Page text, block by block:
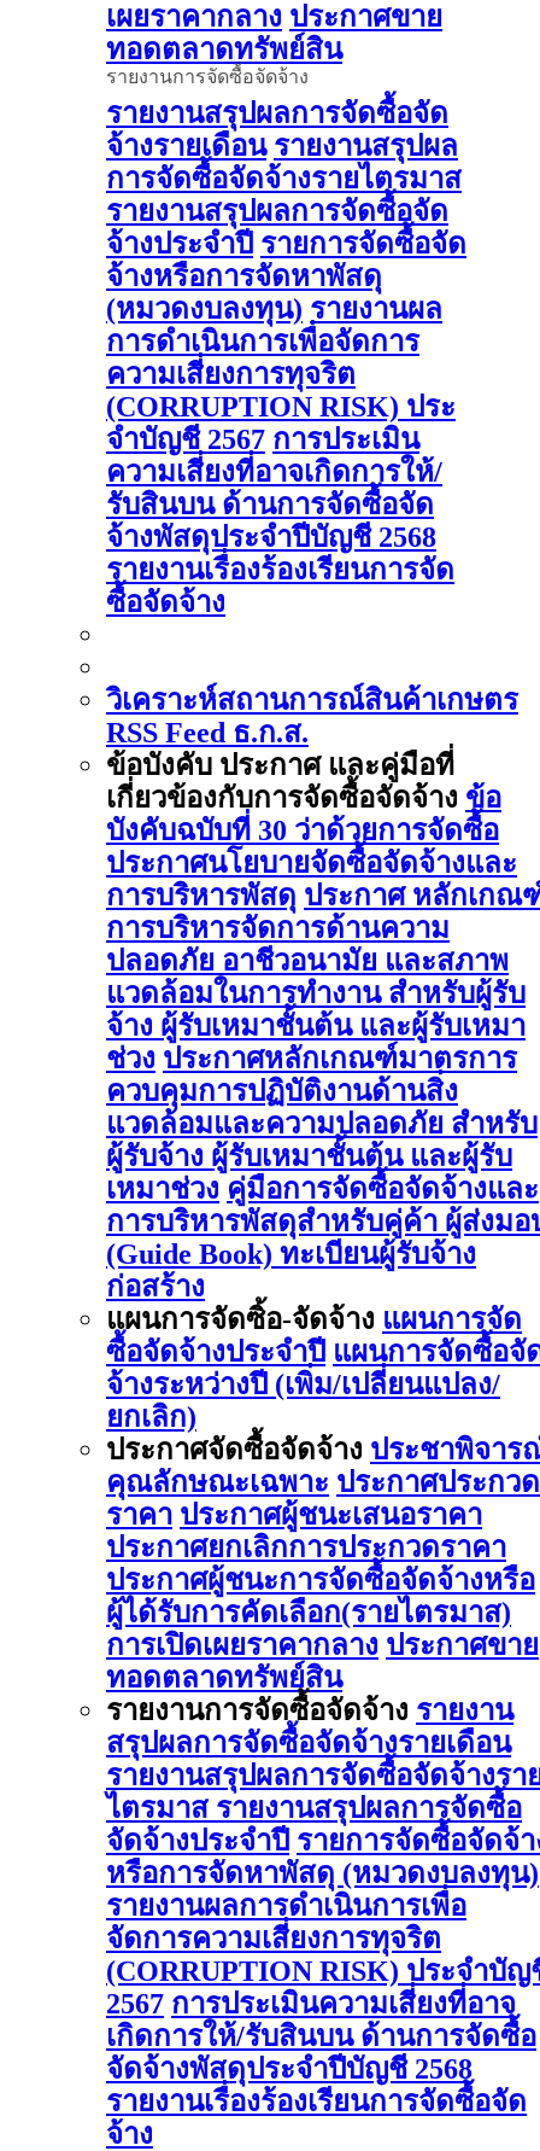
เผยราคากลาง ประกาศขาย
ทอดตลาดทรัพย์สิน
รายงานการจัดซื้อจัดจ้าง
รายงานสรุปผลการจัดซื้อจัด
จ้างรายเดือน รายงานสรุปผล
การจัดซื้อจัดจ้างรายไตรมาส
รายงานสรุปผลการจัดซื้อจัด
จ้างประจำปี รายการจัดซื้อจัด
จ้างหรือการจัดหาพัสดุ
(หมวดงบลงทุน) รายงานผล
การดําเนินการเพื่อจัดการ
ความเสี่ยงการทุจริต
(CORRUPTION RISK) ประ
จําบัญชี 2567 การประเมิน
ความเสี่ยงที่อาจเกิดการให้/
รับสินบน ด้านการจัดซื้อจัด
จ้างพัสดุประจําปีบัญชี 2568
รายงานเรื่องร้องเรียนการจัด
ซื้อจัดจ้าง
วิเคราะห์สถานการณ์สินค้าเกษตร
RSS Feed ธ.ก.ส.
ข้อบังคับ ประกาศ และคู่มือที่
เกี่ยวข้องกับการจัดซื้อจัดจ้าง ข้อ
บังคับฉบับที่ 30 ว่าด้วยการจัดซื้อ
ประกาศนโยบายจัดซื้อจัดจ้างและ
การบริหารพัสดุ ประกาศ หลักเกณ
การบริหารจัดการด้านความ
ปลอดภัย อาชีวอนามัย และสภาพ
แวดล้อมในการทำงาน สำหรับผู้รับ
จ้าง ผู้รับเหมาชั้นต้น และผู้รับเหมา
ช่วง ประกาศหลักเกณฑ์มาตรการ
ควบคุมการปฏิบัติงานด้านสิ่ง
แวดล้อมและความปลอดภัย สำหรับ
ผู้รับจ้าง ผู้รับเหมาชั้นต้น และผู้รับ
เหมาช่วง คู่มือการจัดซื้อจัดจ้างและ
การบริหารพัสดุสำหรับคู่ค้า ผู้ส่งมอ
(Guide Book) ทะเบียนผู้รับจ้าง
ก่อสร้าง
แผนการจัดซิ้อ-จัดจ้าง แผนการจัด
ซื้อจัดจ้างประจำปี แผนการจัดซื้อจั
จ้างระหว่างปี (เพิ่ม/เปลี่ยนแปลง/
ยกเลิก)
ประกาศจัดซื้อจัดจ้าง ประชาพิจาร
คุณลักษณะเฉพาะ ประกาศประกวด
ราคา ประกาศผู้ชนะเสนอราคา
ประกาศยกเลิกการประกวดราคา
ประกาศผู้ชนะการจัดซื้อจัดจ้างหรือ
ผู้ได้รับการคัดเลือก(รายไตรมาส)
การเปิดเผยราคากลาง ประกาศขาย
ทอดตลาดทรัพย์สิน
รายงานการจัดซื้อจัดจ้าง รายงาน
สรุปผลการจัดซื้อจัดจ้างรายเดือน
รายงานสรุปผลการจัดซื้อจัดจ้างรา
ไตรมาส รายงานสรุปผลการจัดซื้อ
จัดจ้างประจำปี รายการจัดซื้อจัดจ้า
หรือการจัดหาพัสดุ (หมวดงบลงทุน)
รายงานผลการดําเนินการเพื่อ
จัดการความเสี่ยงการทุจริต
(CORRUPTION RISK) ประจําบัญ
2567 การประเมินความเสี่ยงที่อาจ
เกิดการให้/รับสินบน ด้านการจัดซื้อ
จัดจ้างพัสดุประจําปีบัญชี 2568
รายงานเรื่องร้องเรียนการจัดซื้อจัด
จ้าง